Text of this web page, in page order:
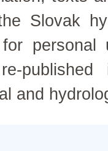
Slovak
personal
and